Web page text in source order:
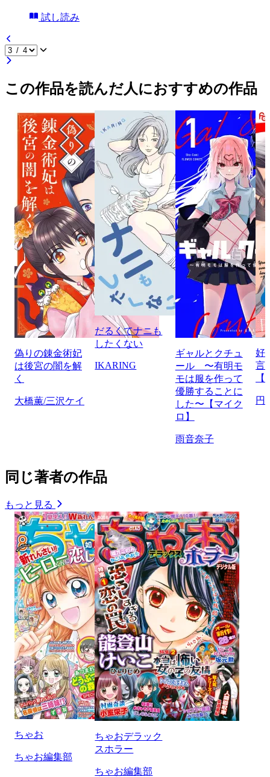
試し読み
この作品を読んだ人におすすめの作品
偽りの錬金術妃
は後宮の闇を解
く
大橋薫/三沢ケイ
だるくてナニも
したくない
IKARING
ギャルとクチュ
ール 〜有明モ
モは服を作って
優勝することに
した〜【マイク
ロ】
雨音奈子
好
言
円
同じ著者の作品
もっと見る
ちゃお
ちゃお編集部
ちゃおデラック
スホラー
ちゃお編集部